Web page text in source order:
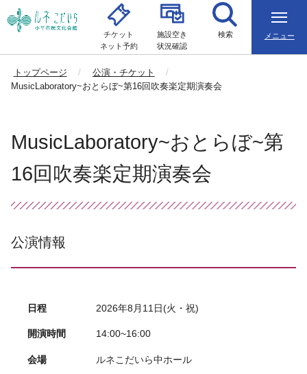
メニュー
チケット
ネット予約
施設空き
状況確認
検索
トップページ
公演・チケット
MusicLaboratory~おとらぼ~第16回吹奏楽定期演奏会
MusicLaboratory~おとらぼ~第
16回吹奏楽定期演奏会
公演情報
日程 2026年8月11日(火・祝)
開演時間 14:00~16:00
会場 ルネこだいら中ホール